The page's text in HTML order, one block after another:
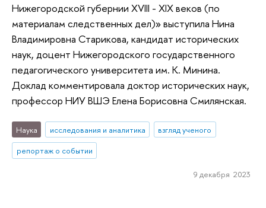
Нижегородской губернии XVIII - XIX веков (по
материалам следственных дел)» выступила Нина
Владимировна Старикова, кандидат исторических
наук, доцент Нижегородского государственного
педагогического университета им. К. Минина.
Доклад комментировала доктор исторических наук,
профессор НИУ ВШЭ Елена Борисовна Смилянская.
Наука исследования и аналитика
взгляд ученого
репортаж о событии
9 декабря 2023